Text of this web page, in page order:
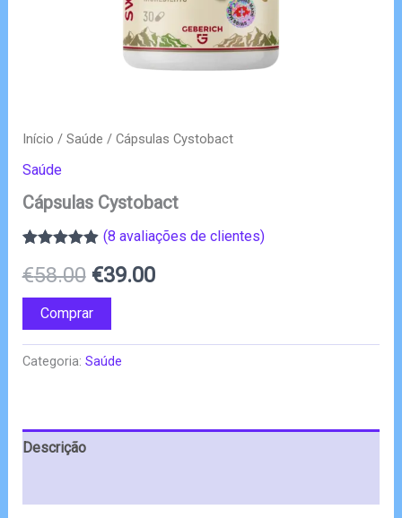
Início / Saúde / Cápsulas Cystobact
Saúde
Cápsulas Cystobact
com4.88em
5 com base
em
classificações
de clientes
(8 avaliações de clientes)
€58.00 O
preço
original
€39.00O
atual
Comprar
Categoria: Saúde
Descrição